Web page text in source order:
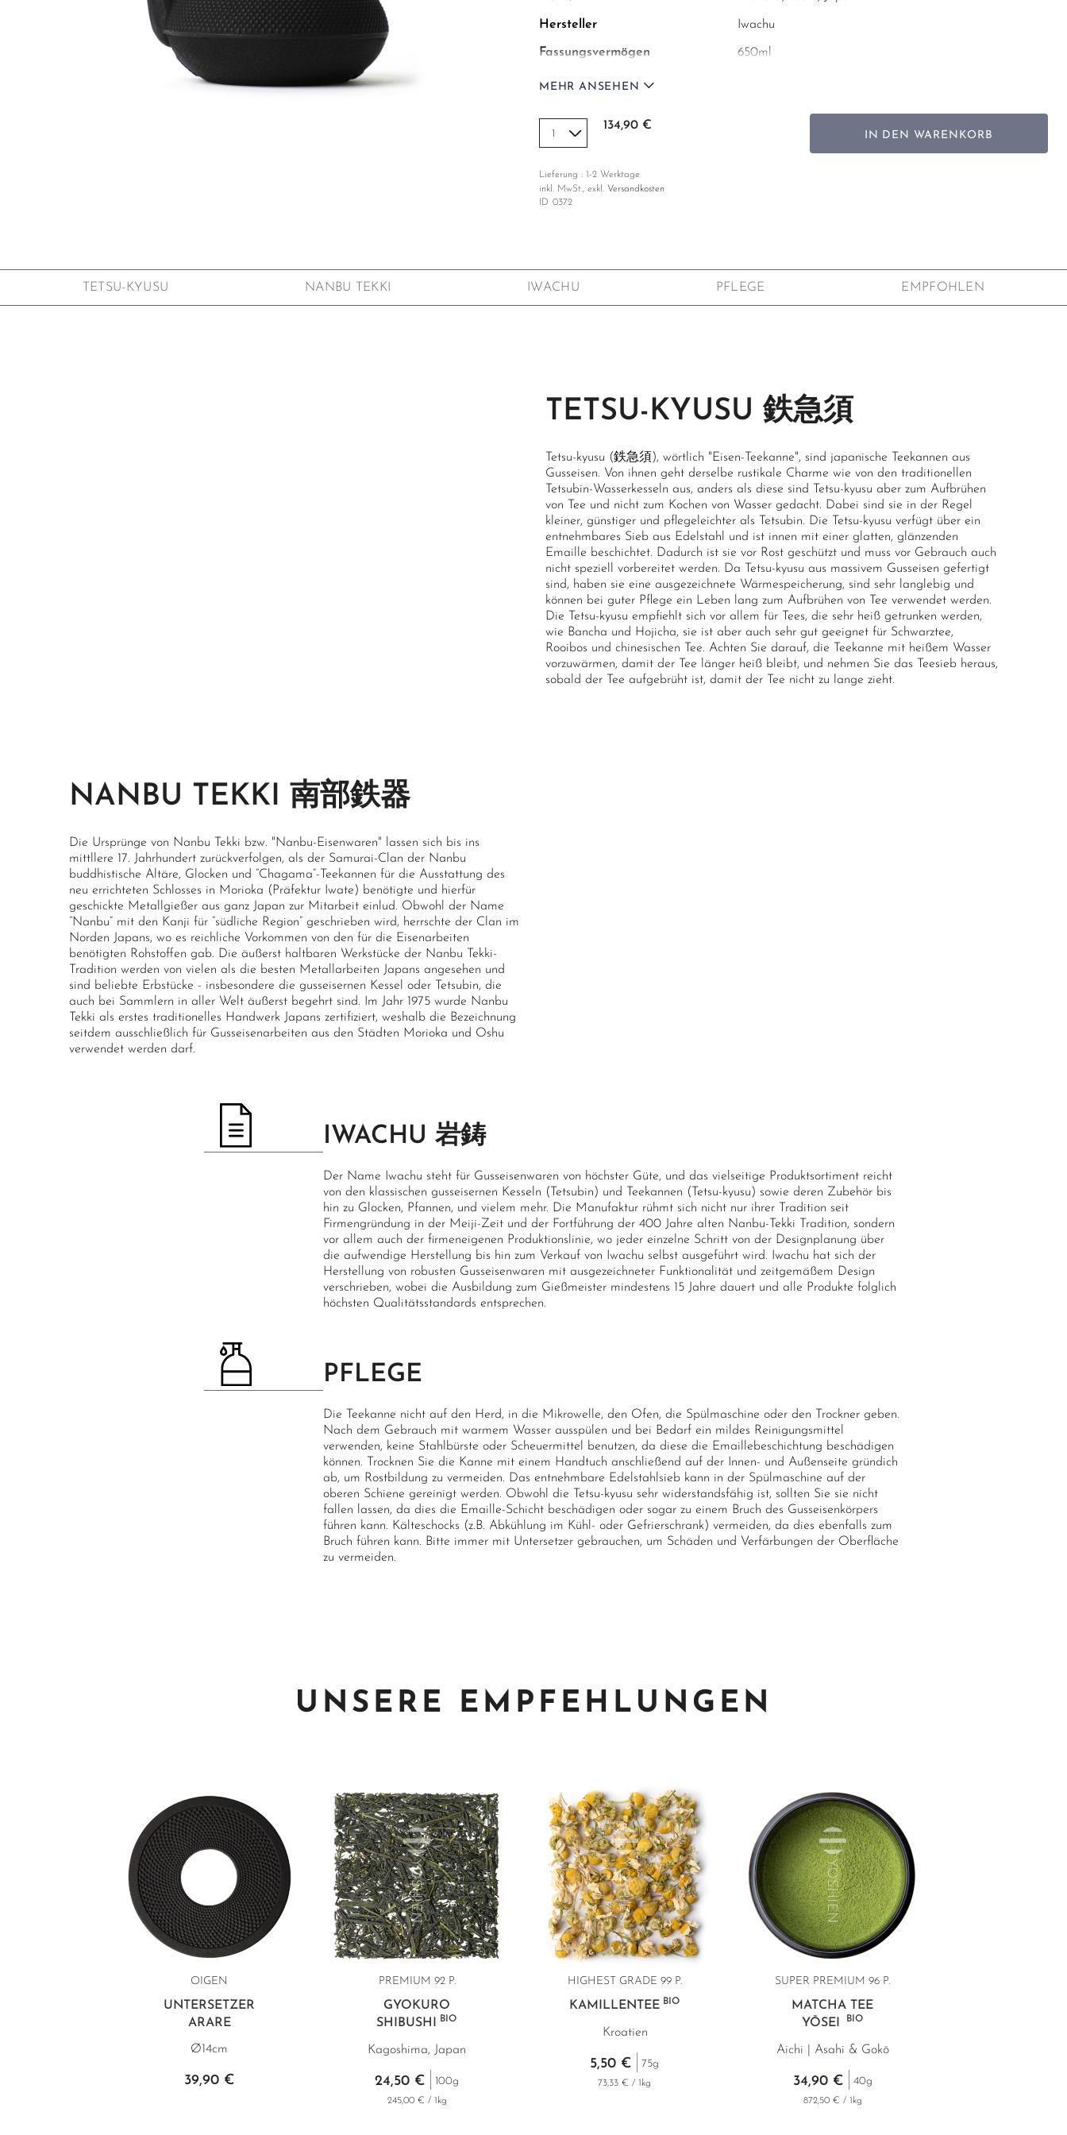
Zum Anfang der Bildgalerie springen
Hersteller Iwachu
Fassungsvermögen 650ml
Maße
Material
Beschichtung
MEHR ANSEHEN
134,90 €
IN DEN WARENKORB
Lieferung : 1-2 Werktage
inkl. MwSt., exkl. Versandkosten
ID 0372
TETSU-KYUSU NANBU TEKKI IWACHU PFLEGE EMPFOHLEN
TETSU-KYUSU 鉄急須
Tetsu-kyusu (鉄急須), wörtlich "Eisen-Teekanne", sind japanische Teekannen aus
Gusseisen. Von ihnen geht derselbe rustikale Charme wie von den traditionellen
Tetsubin-Wasserkesseln aus, anders als diese sind Tetsu-kyusu aber zum Aufbrühen
von Tee und nicht zum Kochen von Wasser gedacht. Dabei sind sie in der Regel
kleiner, günstiger und pflegeleichter als Tetsubin. Die Tetsu-kyusu verfügt über ein
entnehmbares Sieb aus Edelstahl und ist innen mit einer glatten, glänzenden
Emaille beschichtet. Dadurch ist sie vor Rost geschützt und muss vor Gebrauch auch
nicht speziell vorbereitet werden. Da Tetsu-kyusu aus massivem Gusseisen gefertigt
sind, haben sie eine ausgezeichnete Wärmespeicherung, sind sehr langlebig und
können bei guter Pflege ein Leben lang zum Aufbrühen von Tee verwendet werden.
Die Tetsu-kyusu empfiehlt sich vor allem für Tees, die sehr heiß getrunken werden,
wie Bancha und Hojicha, sie ist aber auch sehr gut geeignet für Schwarztee,
Rooibos und chinesischen Tee. Achten Sie darauf, die Teekanne mit heißem Wasser
vorzuwärmen, damit der Tee länger heiß bleibt, und nehmen Sie das Teesieb heraus,
sobald der Tee aufgebrüht ist, damit der Tee nicht zu lange zieht.
NANBU TEKKI 南部鉄器
Die Ursprünge von Nanbu Tekki bzw. "Nanbu-Eisenwaren" lassen sich bis ins
mittllere 17. Jahrhundert zurückverfolgen, als der Samurai-Clan der Nanbu
buddhistische Altäre, Glocken und “Chagama”-Teekannen für die Ausstattung des
neu errichteten Schlosses in Morioka (Präfektur Iwate) benötigte und hierfür
geschickte Metallgießer aus ganz Japan zur Mitarbeit einlud. Obwohl der Name
“Nanbu” mit den Kanji für “südliche Region” geschrieben wird, herrschte der Clan im
Norden Japans, wo es reichliche Vorkommen von den für die Eisenarbeiten
benötigten Rohstoffen gab. Die äußerst haltbaren Werkstücke der Nanbu Tekki-
Tradition werden von vielen als die besten Metallarbeiten Japans angesehen und
sind beliebte Erbstücke - insbesondere die gusseisernen Kessel oder Tetsubin, die
auch bei Sammlern in aller Welt äußerst begehrt sind. Im Jahr 1975 wurde Nanbu
Tekki als erstes traditionelles Handwerk Japans zertifiziert, weshalb die Bezeichnung
seitdem ausschließlich für Gusseisenarbeiten aus den Städten Morioka und Oshu
verwendet werden darf.
IWACHU 岩鋳
Der Name Iwachu steht für Gusseisenwaren von höchster Güte, und das vielseitige Produktsortiment reicht
von den klassischen gusseisernen Kesseln (Tetsubin) und Teekannen (Tetsu-kyusu) sowie deren Zubehör bis
hin zu Glocken, Pfannen, und vielem mehr. Die Manufaktur rühmt sich nicht nur ihrer Tradition seit
Firmengründung in der Meiji-Zeit und der Fortführung der 400 Jahre alten Nanbu-Tekki Tradition, sondern
vor allem auch der firmeneigenen Produktionslinie, wo jeder einzelne Schritt von der Designplanung über
die aufwendige Herstellung bis hin zum Verkauf von Iwachu selbst ausgeführt wird. Iwachu hat sich der
Herstellung von robusten Gusseisenwaren mit ausgezeichneter Funktionalität und zeitgemäßem Design
verschrieben, wobei die Ausbildung zum Gießmeister mindestens 15 Jahre dauert und alle Produkte folglich
höchsten Qualitätsstandards entsprechen.
PFLEGE
Die Teekanne nicht auf den Herd, in die Mikrowelle, den Ofen, die Spülmaschine oder den Trockner geben.
Nach dem Gebrauch mit warmem Wasser ausspülen und bei Bedarf ein mildes Reinigungsmittel
verwenden, keine Stahlbürste oder Scheuermittel benutzen, da diese die Emaillebeschichtung beschädigen
können. Trocknen Sie die Kanne mit einem Handtuch anschließend auf der Innen- und Außenseite gründich
ab, um Rostbildung zu vermeiden. Das entnehmbare Edelstahlsieb kann in der Spülmaschine auf der
oberen Schiene gereinigt werden. Obwohl die Tetsu-kyusu sehr widerstandsfähig ist, sollten Sie sie nicht
fallen lassen, da dies die Emaille-Schicht beschädigen oder sogar zu einem Bruch des Gusseisenkörpers
führen kann. Kälteschocks (z.B. Abkühlung im Kühl- oder Gefrierschrank) vermeiden, da dies ebenfalls zum
Bruch führen kann. Bitte immer mit Untersetzer gebrauchen, um Schäden und Verfärbungen der Oberfläche
zu vermeiden.
UNSERE EMPFEHLUNGEN
OIGEN
UNTERSETZER
ARARE
Ø14cm
39,90 €
PREMIUM 92 P.
GYOKURO
SHIBUSHIBIO
Kagoshima, Japan
24,50 € 100g
245,00 € / 1kg
HIGHEST GRADE 99 P.
KAMILLENTEE BIO
Kroatien
5,50 € 75g
73,33 € / 1kg
SUPER PREMIUM 96 P.
MATCHA TEE
YŌSEI
BIO
Aichi | Asahi & Gokō
34,90 € 40g
872,50 € / 1kg